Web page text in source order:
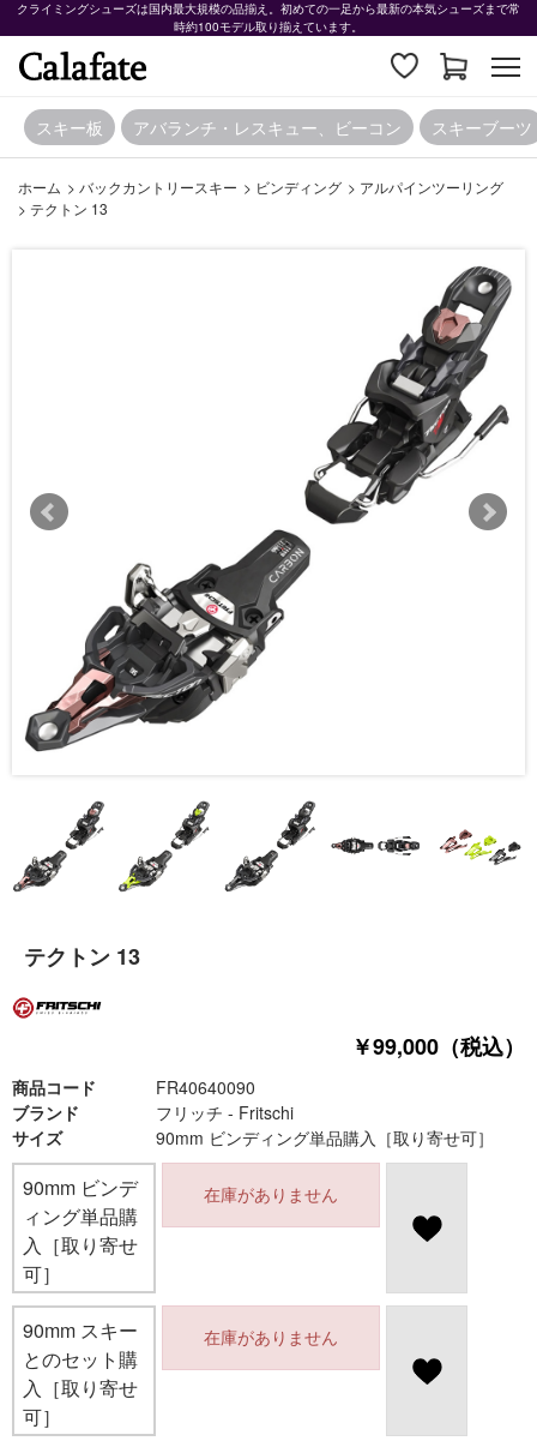
クライミングシューズは国内最大規模の品揃え。初めての一足から最新の本気シューズまで常
時約100モデル取り揃えています。
スキー板 アバランチ・レスキュー、ビーコン スキーブーツ
ホーム > バックカントリースキー > ビンディング > アルパインツーリング
> テクトン 13
テクトン 13
￥99,000（税込）
商品コード
FR40640090
ブランド
フリッチ - Fritschi
サイズ
90mm ビンディング単品購入［取り寄せ可］
90mm ビンデ
ィング単品購
入［取り寄せ
可］
在庫がありません
90mm スキー
とのセット購
入［取り寄せ
可］
在庫がありません